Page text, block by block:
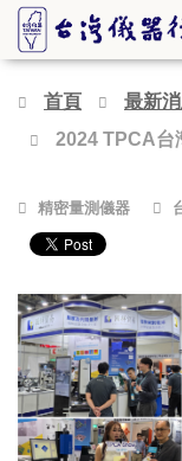
首頁 最新
2024 TPCA台
精密量測儀器